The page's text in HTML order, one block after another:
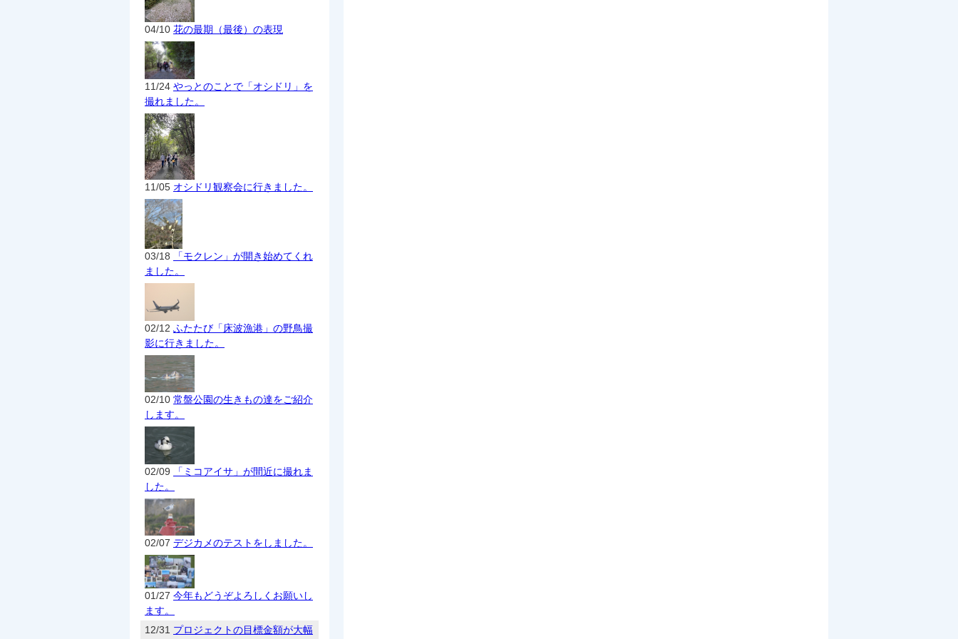
04/10 花の最期（最後）の表現
11/24 やっとのことで「オシドリ」を
撮れました。
11/05 オシドリ観察会に行きました。
03/18
「モクレン」が開き始めてくれ
ました。
02/12 ふたたび「床波漁港」の野鳥撮
影に行きました。
02/10 常盤公園の生きもの達をご紹介
します。
02/09
「ミコアイサ」が間近に撮れま
した。
02/07 デジカメのテストをしました。
01/27 今年もどうぞよろしくお願いし
ます。
12/31 プロジェクトの目標金額が大幅